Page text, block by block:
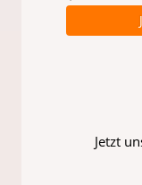
Jetzt